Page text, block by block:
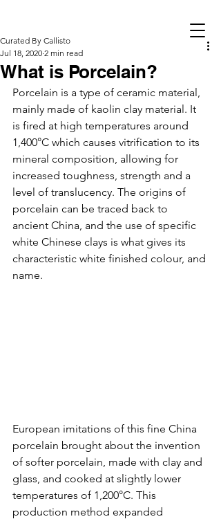
What is Porcelain?
Curated By Callisto
Jul 18, 2020 2 min read
Porcelain is a type of ceramic material,
mainly made of kaolin clay material. It
is fired at high temperatures around
1,400°C which causes vitrification to its
mineral composition, allowing for
increased toughness, strength and a
level of translucency. The origins of
porcelain can be traced back to
ancient China, and the use of specific
white Chinese clays is what gives its
characteristic white finished colour, and
name.
European imitations of this fine China
porcelain brought about the invention
of softer porcelain, made with clay and
glass, and cooked at slightly lower
temperatures of 1,200°C. This
production method expanded